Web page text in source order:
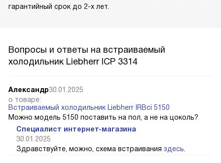
гарантийный срок до 2-х лет.
Вопросы и ответы на встраиваемый
холодильник Liebherr ICP 3314
Александр30.01.2025
о товаре:
Встраиваемый холодильник Liebherr IRBci 5150
Можно модель 5150 поставить на пол, а не на цоколь?
Специалист интернет-магазина
30.01.2025
Здравствуйте, можно, схема встраивания здесь